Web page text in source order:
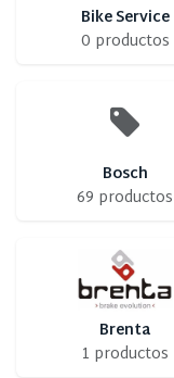
Bike Service
0 productos
Bosch
69 productos
Brenta
1 productos